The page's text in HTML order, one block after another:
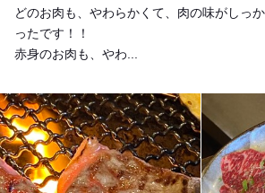
どのお肉も、やわらかくて、肉の味がしっ
ったです！！
赤身のお肉も、やわ...